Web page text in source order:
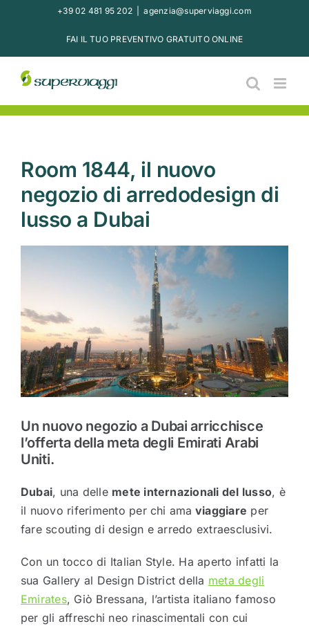
+39 02 481 95 202 agenzia@superviaggi.com
FAI IL TUO PREVENTIVO GRATUITO ONLINE
Room 1844, il nuovo
negozio di arredodesign di
lusso a Dubai
Un nuovo negozio a Dubai arricchisce
l’offerta della meta degli Emirati Arabi
Uniti.
Dubai, una delle mete internazionali del lusso, è
il nuovo riferimento per chi ama viaggiare per
fare scouting di design e arredo extraesclusivi.
Con un tocco di Italian Style. Ha aperto infatti la
sua Gallery al Design District della meta degli
Emirates, Giò Bressana, l’artista italiano famoso
per gli affreschi neo rinascimentali con cui